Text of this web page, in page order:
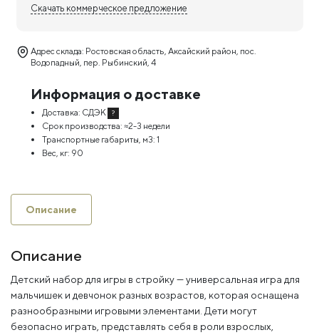
Скачать коммерческое предложение
Адрес склада: Ростовская область, Аксайский район, пос.
Водопадный, пер. Рыбинский, 4
Информация о доставке
Доставка: СДЭК ?
Срок производства: ≈2-3 недели
Транспортные габариты, м3: 1
Вес, кг: 90
Описание
Описание
Детский набор для игры в стройку — универсальная игра для
мальчишек и девчонок разных возрастов, которая оснащена
разнообразными игровыми элементами. Дети могут
безопасно играть, представлять себя в роли взрослых,